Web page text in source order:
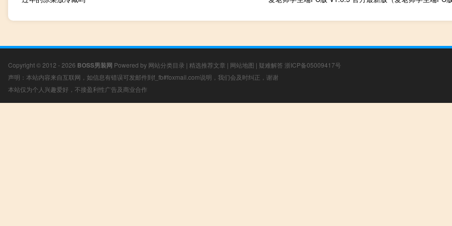
Copyright © 2012 - 2026 BOSS男装网 Powered by 网站分类目录 | 精选推荐文章 | 网站地图 | 疑难解答 浙ICP备05009417号
声明：本站内容来自互联网，如信息有错误可发邮件到f_fb#foxmail.com说明，我们会及时纠正，谢谢
本站仅为个人兴趣爱好，不接盈利性广告及商业合作